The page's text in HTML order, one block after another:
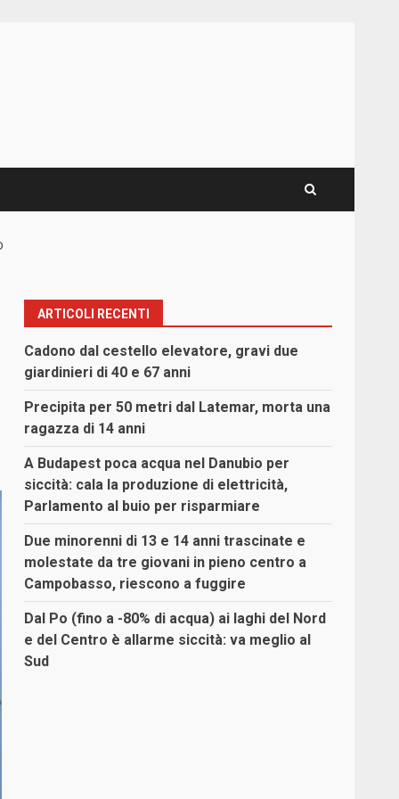
ARTICOLI RECENTI
Cadono dal cestello elevatore, gravi due
giardinieri di 40 e 67 anni
Precipita per 50 metri dal Latemar, morta una
ragazza di 14 anni
A Budapest poca acqua nel Danubio per
siccità: cala la produzione di elettricità,
Parlamento al buio per risparmiare
Due minorenni di 13 e 14 anni trascinate e
molestate da tre giovani in pieno centro a
Campobasso, riescono a fuggire
Dal Po (fino a -80% di acqua) ai laghi del Nord
e del Centro è allarme siccità: va meglio al
Sud